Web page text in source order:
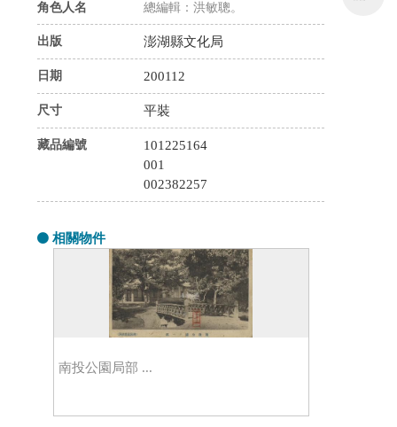
角色人名 總編輯：洪敏聰。
出版 澎湖縣文化局
日期 200112
尺寸 平裝
藏品編號
101225164
001
002382257
相關物件
南投公園局部 ...